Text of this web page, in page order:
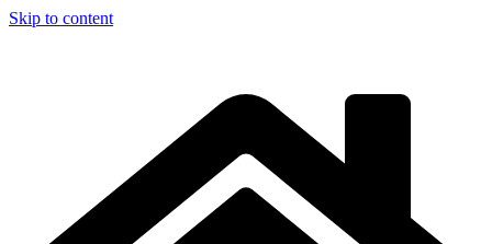
Skip to content